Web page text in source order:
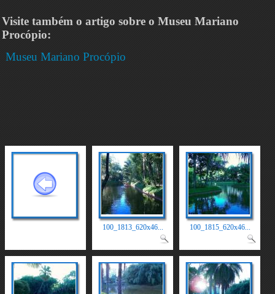
Visite também o artigo sobre o Museu Mariano
Procópio:
Museu Mariano Procópio
100_1813_620x46... 100_1815_620x46...